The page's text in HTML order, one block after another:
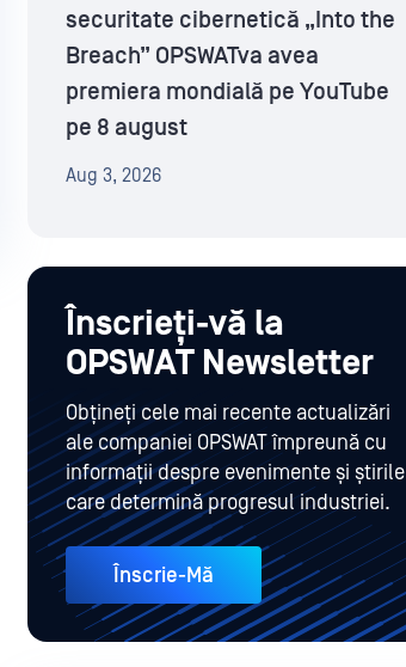
securitate cibernetică „Into the
Breach” OPSWATva avea
premiera mondială pe YouTube
pe 8 august
Aug 3, 2026
Înscrieți-vă la
OPSWAT Newsletter
Obțineți cele mai recente actualizări
ale companiei OPSWAT împreună cu
informații despre evenimente și știrile
care determină progresul industriei.
Înscrie-Mă